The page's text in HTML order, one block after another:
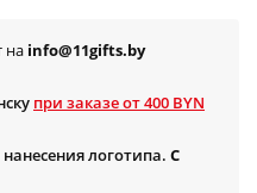
на info@11gifts.by
при заказе от 400 BYN
логотипа. С